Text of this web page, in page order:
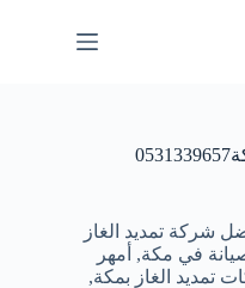
شركة تمديد الغاز
في مكة, أمهر
تمديد الغاز بمكة,